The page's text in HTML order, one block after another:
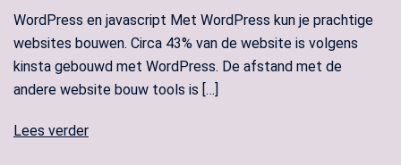
WordPress en javascript Met WordPress kun je prachtige
websites bouwen. Circa 43% van de website is volgens
kinsta gebouwd met WordPress. De afstand met de
andere website bouw tools is […]
Lees verder